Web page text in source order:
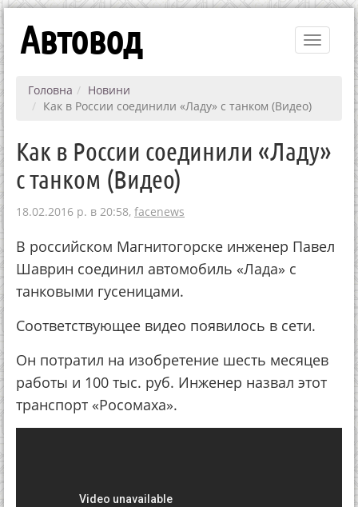
Toggle
Автовод
Головна
Новини
Как в России соединили «Ладу» с танком (Видео)
Как в России соединили «Ладу»
с танком (Видео)
18.02.2016 р. в 20:58, facenews
В российском Магнитогорске инженер Павел
Шаврин соединил автомобиль «Лада» с
танковыми гусеницами.
Соответствующее видео появилось в сети.
Он потратил на изобретение шесть месяцев
работы и 100 тыс. руб. Инженер назвал этот
транспорт «Росомаха».